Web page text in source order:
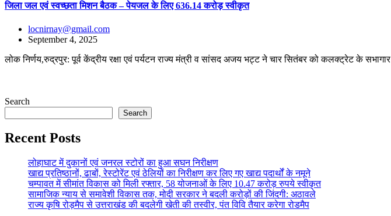
जिला जल एवं स्वच्छता मिशन बैठक – पेयजल के लिए 636.14 करोड़ स्वीकृत
locnirnay@gmail.com
September 4, 2025
लोक निर्णय,रुद्रपुर: पूर्व केंद्रीय रक्षा एवं पर्यटन राज्य मंत्री व सांसद अजय भट्ट ने चार सितंबर को कलक्ट्रेट के सभागार
Search
Search
Recent Posts
लोहाघाट में दुकानों एवं जनरल स्टोरों का हुआ सघन निरीक्षण
खाद्य प्रतिष्ठानों, ढाबों, रेस्टोरेंट एवं ठेलियों का निरीक्षण कर लिए गए खाद्य पदार्थों के नमूने
चम्पावत में सीमांत विकास को मिली रफ्तार, 58 योजनाओं के लिए 10.47 करोड़ रुपये स्वीकृत
सामाजिक न्याय से समावेशी विकास तक, मोदी सरकार ने बदली करोड़ों की जिंदगी: अठावले
राज्य कृषि रोड़मैप से उत्तराखंड की बदलेगी खेती की तस्वीर, पंत विवि तैयार करेगा रोडमैप